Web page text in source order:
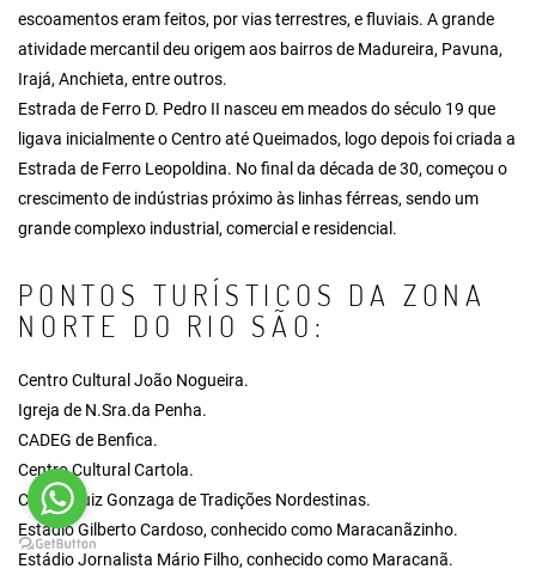
escoamentos eram feitos, por vias terrestres, e fluviais. A grande
atividade mercantil deu origem aos bairros de Madureira, Pavuna,
Irajá, Anchieta, entre outros.
Estrada de Ferro D. Pedro II nasceu em meados do século 19 que
ligava inicialmente o Centro até Queimados, logo depois foi criada a
Estrada de Ferro Leopoldina. No final da década de 30, começou o
crescimento de indústrias próximo às linhas férreas, sendo um
grande complexo industrial, comercial e residencial.
PONTOS TURÍSTICOS DA ZONA
NORTE DO RIO SÃO:
Centro Cultural João Nogueira.
Igreja de N.Sra.da Penha.
CADEG de Benfica.
Centro Cultural Cartola.
Centro Luiz Gonzaga de Tradições Nordestinas.
Estádio Gilberto Cardoso, conhecido como Maracanãzinho.
Estádio Jornalista Mário Filho, conhecido como Maracanã.